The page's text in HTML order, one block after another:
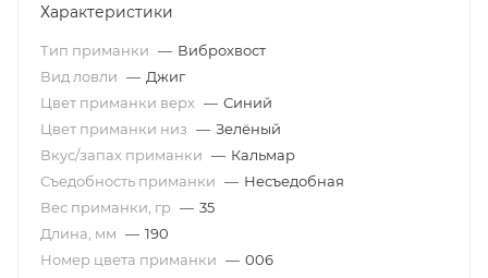
Характеристики
Тип приманки — Виброхвост
Вид ловли — Джиг
Цвет приманки верх — Синий
Цвет приманки низ — Зелёный
Вкус/запах приманки — Кальмар
Съедобность приманки — Несъедобная
Вес приманки, гр — 35
Длина, мм — 190
Номер цвета приманки — 006